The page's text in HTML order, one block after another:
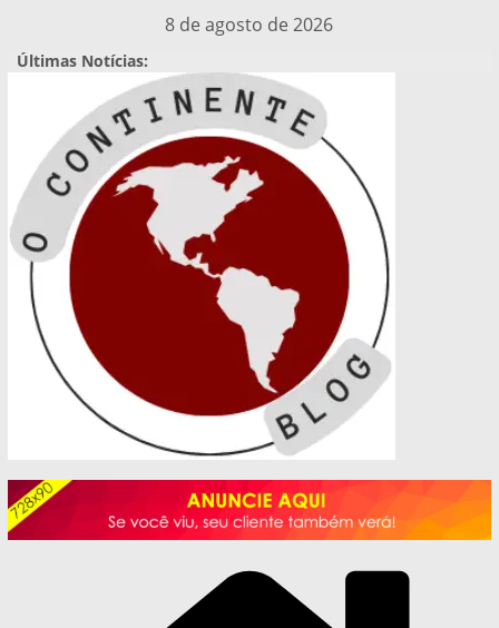
para
8 de agosto de 2026
Últimas Notícias: